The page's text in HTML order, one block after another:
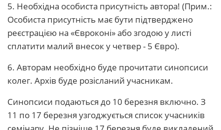
5. Необхідна особиста присутність автора! (Прим.:
Особиста присутність має бути підтверджено
реєстрацією на «Євроконі» або згодою у листі
сплатити малий внесок у четвер - 5 Євро).
6. Авторам необхідно буде прочитати синопсиси
колег. Архів буде розісланий учасникам.
Синопсиси подаються до 10 березня включно. З
11 по 17 березня узгоджується список учасників